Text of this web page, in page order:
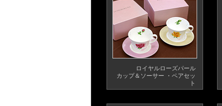
ロイヤルローズパール
カップ＆ソーサー ・ペアセッ
ト